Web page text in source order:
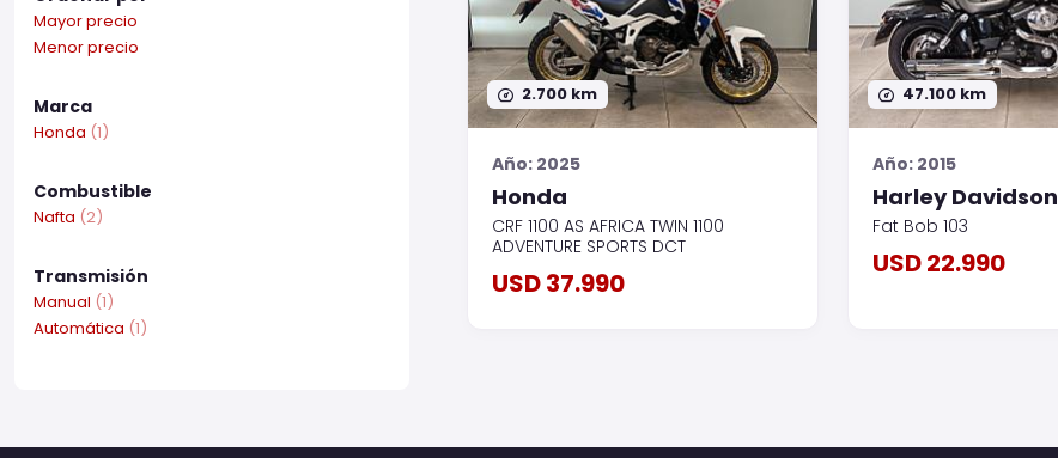
Mayor precio
Menor precio
Marca
Honda (1)
Combustible
Nafta (2)
Transmisión
Manual (1)
Automática (1)
2.700 km
Año: 2025
Honda
CRF 1100 AS AFRICA TWIN 1100
ADVENTURE SPORTS DCT
USD 37.990
47.100 km
Año: 2015
Harley Davidson
Fat Bob 103
USD 22.990